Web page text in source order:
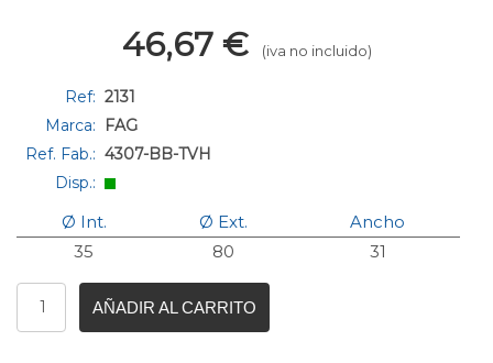
46,67 € (iva no incluido)
Ref: 2131
Marca:
FAG
Ref. Fab.: 4307-BB-TVH
Disp.:
Ø Int. Ø Ext.
Ancho
35
80 31
AÑADIR AL CARRITO